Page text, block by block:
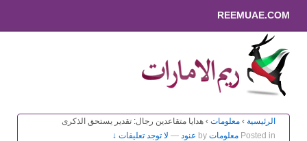
REEMUAE.COM
الرئيسية › معلومات › هدايا متقاعدين رجال: تقدير يستحق الذكرى
Posted in معلومات by عنود — لا توجد تعليقات ↓